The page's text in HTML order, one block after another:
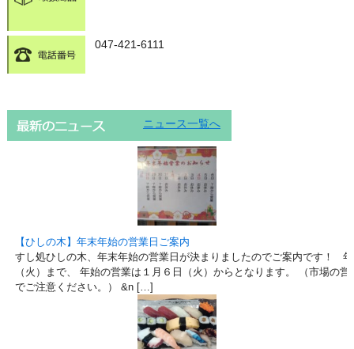
047-421-6111
ニュース一覧へ
【ひしの木】年末年始の営業日ご案内
すし処ひしの木、年末年始の営業日が決まりましたのでご案内です！
（火）まで、 年始の営業は１月６日（火）からとなります。 （市場の
でご注意ください。） &n […]